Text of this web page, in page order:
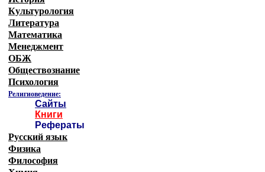
Культурология
Литература
Математика
Менеджмент
ОБЖ
Обществознание
Психология
Религиоведение:
Сайты
Книги
Рефераты
Русский язык
Физика
Философия